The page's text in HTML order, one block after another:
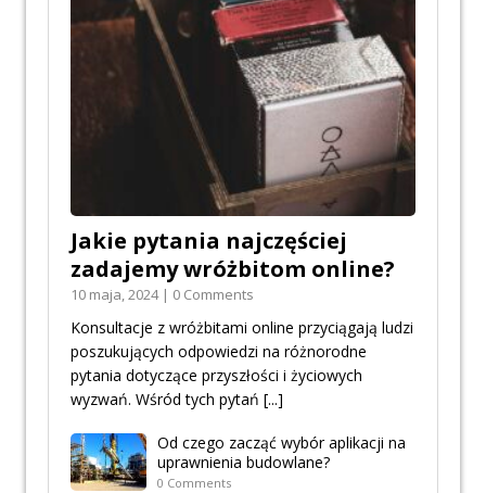
Jakie pytania najczęściej
zadajemy wróżbitom online?
10 maja, 2024 | 0 Comments
Konsultacje z wróżbitami online przyciągają ludzi
poszukujących odpowiedzi na różnorodne
pytania dotyczące przyszłości i życiowych
wyzwań. Wśród tych pytań [...]
Od czego zacząć wybór aplikacji na
uprawnienia budowlane?
0 Comments